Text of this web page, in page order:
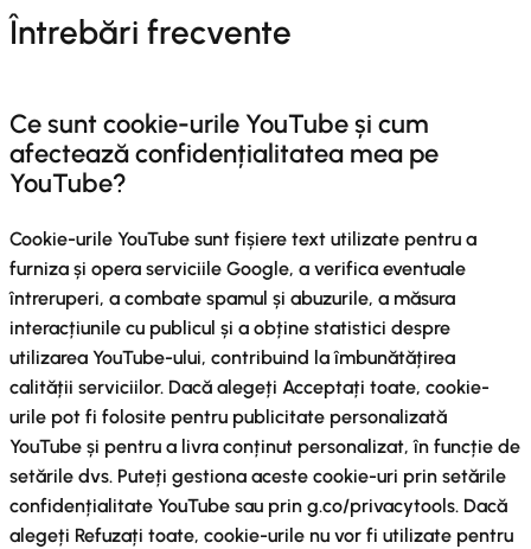
Întrebări frecvente
Ce sunt cookie-urile YouTube și cum
afectează confidențialitatea mea pe
YouTube?
Cookie-urile YouTube sunt fișiere text utilizate pentru a
furniza și opera serviciile Google, a verifica eventuale
întreruperi, a combate spamul și abuzurile, a măsura
interacțiunile cu publicul și a obține statistici despre
utilizarea YouTube-ului, contribuind la îmbunătățirea
calității serviciilor. Dacă alegeți Acceptați toate, cookie-
urile pot fi folosite pentru publicitate personalizată
YouTube și pentru a livra conținut personalizat, în funcție de
setările dvs. Puteți gestiona aceste cookie-uri prin setările
confidențialitate YouTube sau prin g.co/privacytools. Dacă
alegeți Refuzați toate, cookie-urile nu vor fi utilizate pentru